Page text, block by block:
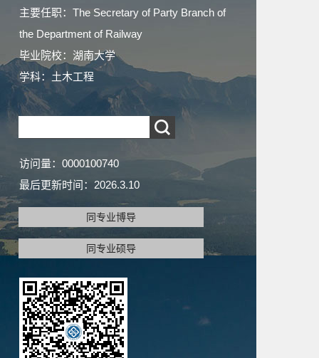
主要任职：The Secretary of Party Branch of
the Department of Railway
毕业院校：湖南大学
学科：土木工程
访问量： 0000100740
最后更新时间： 2026.3.10
同专业博导
同专业硕导